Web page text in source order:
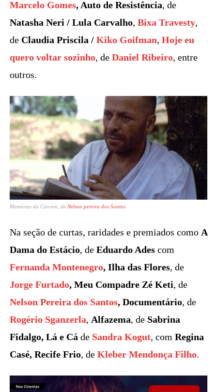
Marcelo Gomes, Auto de Resistência, de
Natasha Neri / Lula Carvalho, Bixa Travesty,
de Claudia Priscila / Kiko Goifman, Hoje eu
quero voltar sozinho, de Daniel Ribeiro, entre
outros.
Memórias do Cárcere, de Nelson pereira dos Santos
Na seção de curtas, raridades e premiados como A
Dama do Estácio, de Eduardo Ades com
Fernanda Montenegro, Ilha das Flores, de
Jorge Furtado, Meu Compadre Zé Keti, de
Nelson Pereira dos Santos, Documentário, de
Rogério Sganzerla, Alfazema, de Sabrina
Fidalgo, Lá e Cá de Sandra Kogut, com Regina
Casé, Recife Frio, de Kleber Mendonça Filho.